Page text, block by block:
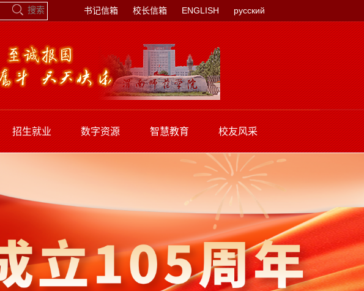
书记信箱 校长信箱 ENGLISH русский
招生就业 数字资源 智慧教育 校友风采